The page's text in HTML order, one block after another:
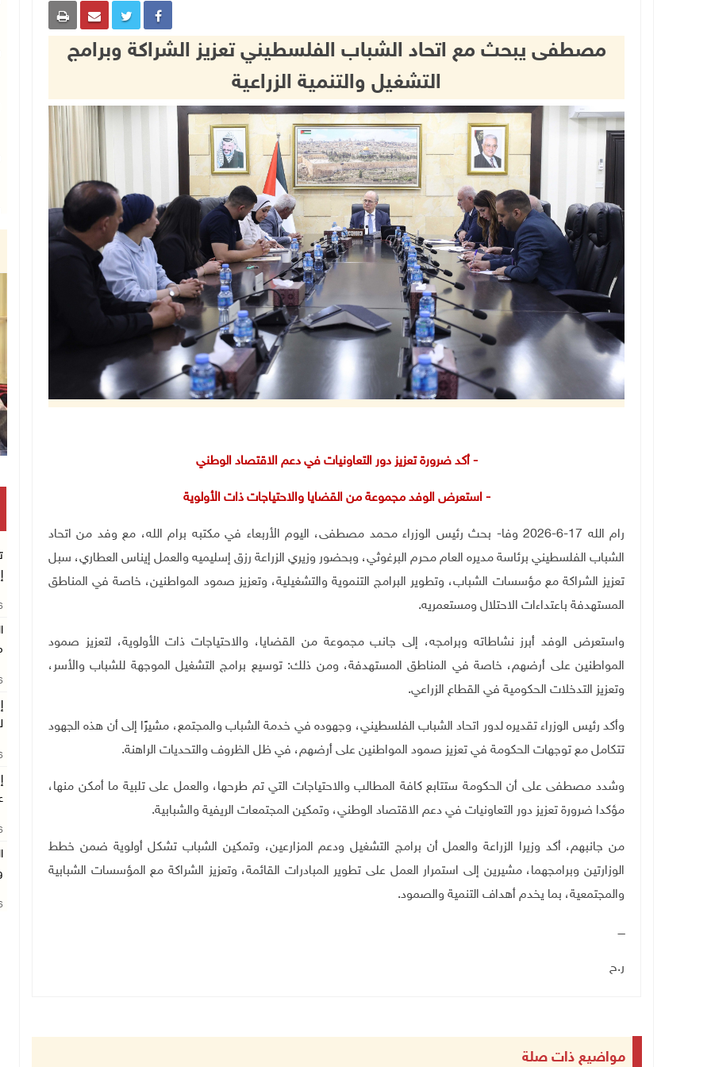
مصطفى يبحث مع اتحاد الشباب الفلسطيني تعزيز الشراكة وبرامج
التشغيل والتنمية الزراعية
- أكد ضرورة تعزيز دور التعاونيات في دعم الاقتصاد الوطني
- استعرض الوفد مجموعة من القضايا والاحتياجات ذات الأولوية
رام الله 17-6-2026 وفا- بحث رئيس الوزراء محمد مصطفى، اليوم الأربعاء في مكتبه برام الله، مع وفد من اتحاد
الشباب الفلسطيني برئاسة مديره العام محرم البرغوثي، وبحضور وزيري الزراعة رزق إسليميه والعمل إيناس العطاري، سبل
تعزيز الشراكة مع مؤسسات الشباب، وتطوير البرامج التنموية والتشغيلية، وتعزيز صمود المواطنين، خاصة في المناطق
المستهدفة باعتداءات الاحتلال ومستعمريه.
واستعرض الوفد أبرز نشاطاته وبرامجه، إلى جانب مجموعة من القضايا، والاحتياجات ذات الأولوية، لتعزيز صمود
المواطنين على أرضهم، خاصة في المناطق المستهدفة، ومن ذلك: توسيع برامج التشغيل الموجهة للشباب والأسر،
وتعزيز التدخلات الحكومية في القطاع الزراعي.
وأكد رئيس الوزراء تقديره لدور اتحاد الشباب الفلسطيني، وجهوده في خدمة الشباب والمجتمع، مشيرًا إلى أن هذه الجهود
تتكامل مع توجهات الحكومة في تعزيز صمود المواطنين على أرضهم، في ظل الظروف والتحديات الراهنة.
وشدد مصطفى على أن الحكومة ستتابع كافة المطالب والاحتياجات التي تم طرحها، والعمل على تلبية ما أمكن منها،
مؤكدا ضرورة تعزيز دور التعاونيات في دعم الاقتصاد الوطني، وتمكين المجتمعات الريفية والشبابية.
من جانبهم، أكد وزيرا الزراعة والعمل أن برامج التشغيل ودعم المزارعين، وتمكين الشباب تشكل أولوية ضمن خطط
الوزارتين وبرامجهما، مشيرين إلى استمرار العمل على تطوير المبادرات القائمة، وتعزيز الشراكة مع المؤسسات الشبابية
والمجتمعية، بما يخدم أهداف التنمية والصمود.
ــــ
ر.ح
مواضيع ذات صلة
وقفة بغزة للمطالبة بتمكين الطلبة من